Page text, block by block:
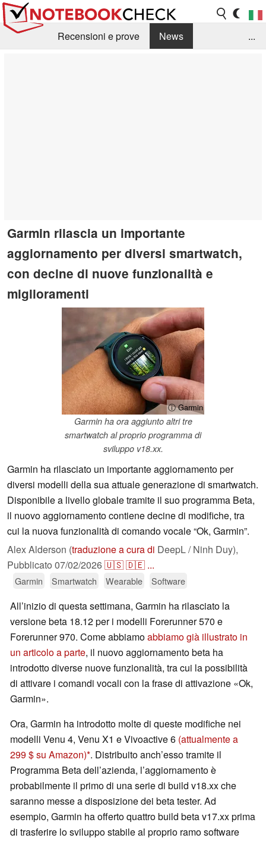
Recensioni e prove
News
...
Garmin rilascia un importante
aggiornamento per diversi smartwatch,
con decine di nuove funzionalità e
miglioramenti
ⓘ Garmin
Garmin ha ora aggiunto altri tre
smartwatch al proprio programma di
sviluppo v18.xx.
Garmin ha rilasciato un importante aggiornamento per
diversi modelli della sua attuale generazione di smartwatch.
Disponibile a livello globale tramite il suo programma Beta,
il nuovo aggiornamento contiene decine di modifiche, tra
cui la nuova funzionalità di comando vocale “Ok, Garmin”.
Alex Alderson (traduzione a cura di DeepL / Ninh Duy),
Pubblicato 07/02/2026🇺🇸🇩🇪 ...
Garmin Smartwatch Wearable Software
All’inizio di questa settimana, Garmin ha rilasciato la
versione beta 18.12 per i modelli Forerunner 570 e
Forerunner 970. Come abbiamoabbiamo già illustrato in
un articolo a parte, il nuovo aggiornamento beta ha
introdotto diverse nuove funzionalità, tra cui la possibilità
di attivare i comandi vocali con la frase di attivazione «Ok,
Garmin».
Ora, Garmin ha introdotto molte di queste modifiche nei
modelli Venu 4, Venu X1 e Vivoactive 6 (attualmente a
299 $ su Amazon) . Distribuito anch’esso tramite il
Programma Beta dell’azienda, l’aggiornamento è
probabilmente il primo di una serie di build v18.xx che
saranno messe a disposizione dei beta tester. Ad
esempio, Garmin ha offerto quattro build beta v17.xx prima
di trasferire lo sviluppo stabile al proprio ramo software